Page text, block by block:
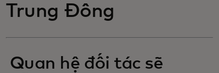
Trung Đông
Quan hệ đối tác sẽ